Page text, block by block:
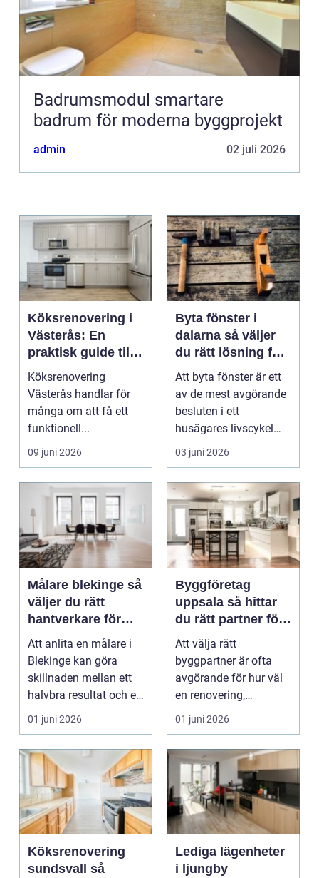
Badrumsmodul smartare
badrum för moderna byggprojekt
admin 02 juli 2026
Köksrenovering i
Västerås: En
praktisk guide till
ett lyckat projekt
Köksrenovering
Västerås handlar för
många om att få ett
funktionell...
09 juni 2026
Byta fönster i
dalarna så väljer
du rätt lösning för
hus och klimat
Att byta fönster är ett
av de mest avgörande
besluten i ett
husägares livscykel
med sitt hem. Rätt f...
03 juni 2026
Målare blekinge så
väljer du rätt
hantverkare för
ditt projekt
Att anlita en målare i
Blekinge kan göra
skillnaden mellan ett
halvbra resultat och ett
hem eller en...
01 juni 2026
Byggföretag
uppsala så hittar
du rätt partner för
renovering och
ombyggnad
Att välja rätt
byggpartner är ofta
avgörande för hur väl
en renovering,
ombyggnad eller
tillbyggnad ...
01 juni 2026
Köksrenovering
sundsvall så
Lediga lägenheter
i ljungby